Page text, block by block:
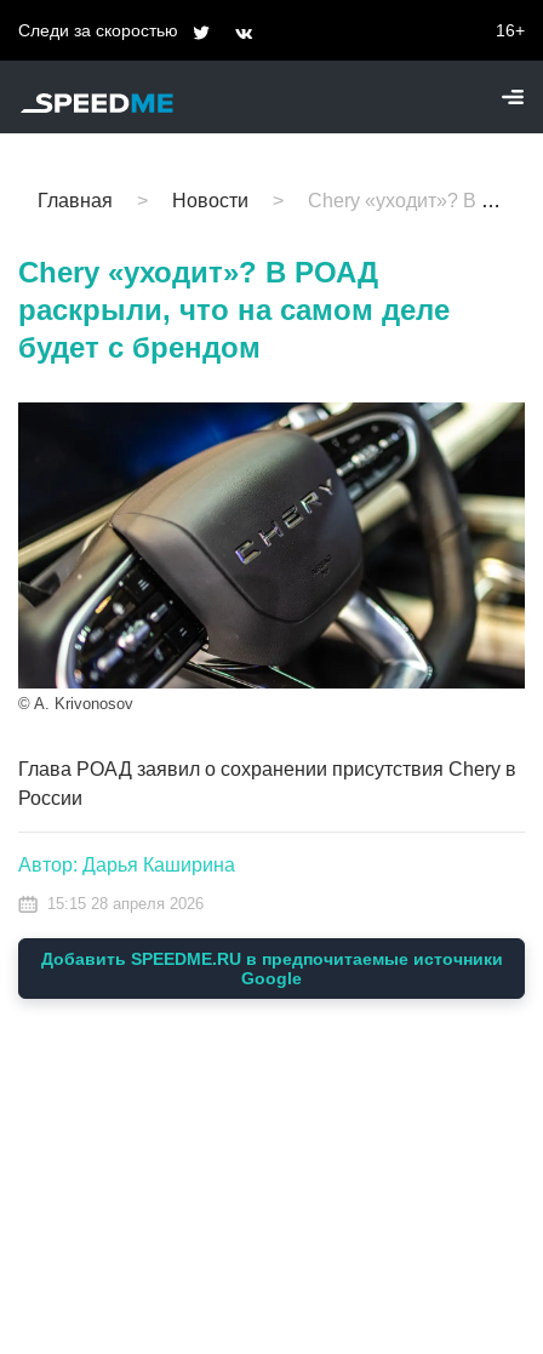
Следи за скоростью 16+
Главная Новости Chery «уходит»? В РОАД раскрыли, что на самом деле будет с брендом
Chery «уходит»? В РОАД
раскрыли, что на самом деле
будет с брендом
© A. Krivonosov
Глава РОАД заявил о сохранении присутствия Chery в
России
Автор: Дарья Каширина
15:15 28 апреля 2026
Добавить SPEEDME.RU в предпочитаемые источники
Google